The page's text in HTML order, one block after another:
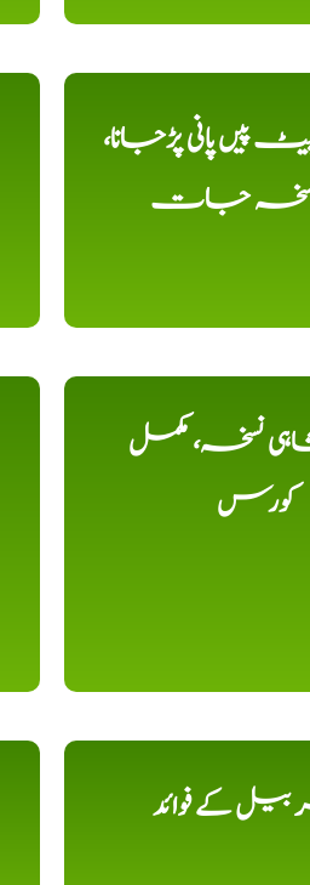
پیں پانی پڑجانا،
نسخہ جات
نسخہ، مکمل
کورس
کے فوائد